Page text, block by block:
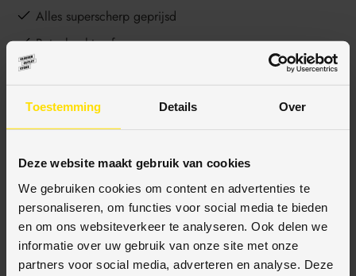
Toestemming Details Over
Deze website maakt gebruik van cookies
We gebruiken cookies om content en advertenties te
personaliseren, om functies voor social media te bieden
en om ons websiteverkeer te analyseren. Ook delen we
informatie over uw gebruik van onze site met onze
partners voor social media, adverteren en analyse. Deze
Alles superscherp geprijsd
Betaal achteraf
BESCHRIJVING
SPECIFICATIES